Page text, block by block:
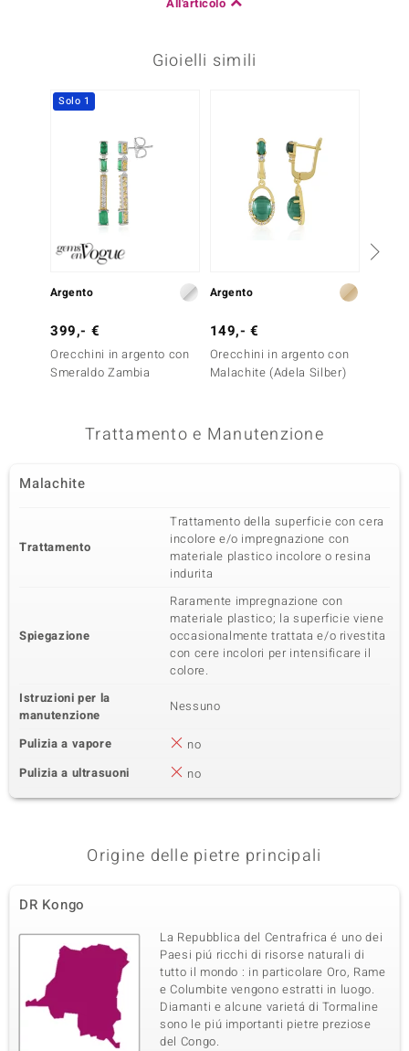
Gioielli simili
Solo 1
Argento
399,- €
Orecchini in argento con
Smeraldo Zambia
Argento
149,- €
Orecchini in argento con
Malachite (Adela Silber)
Trattamento e Manutenzione
Malachite
Trattamento
Trattamento della superficie con cera
incolore e/o impregnazione con
materiale plastico incolore o resina
indurita
Spiegazione
Raramente impregnazione con
materiale plastico; la superficie viene
occasionalmente trattata e/o rivestita
con cere incolori per intensificare il
colore.
Istruzioni per la
manutenzione
Nessuno
Pulizia a vapore
no
Pulizia a ultrasuoni
no
Origine delle pietre principali
DR Kongo
La Repubblica del Centrafrica é uno dei
Paesi piú ricchi di risorse naturali di
tutto il mondo : in particolare Oro, Rame
e Columbite vengono estratti in luogo.
Diamanti e alcune varietá di Tormaline
sono le piú importanti pietre preziose
del Congo.